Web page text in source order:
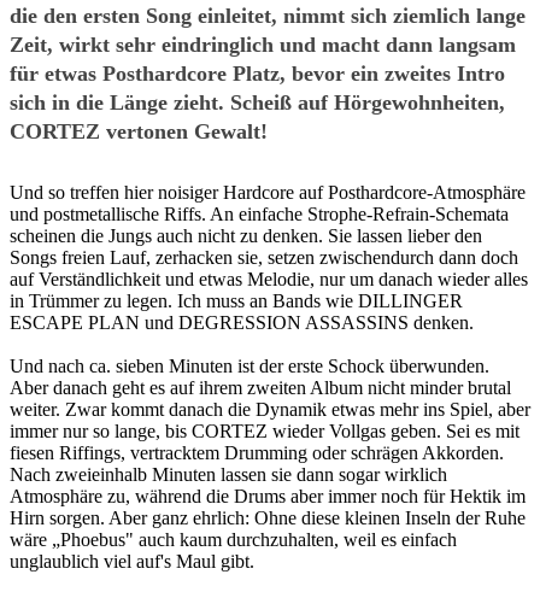
die den ersten Song einleitet, nimmt sich ziemlich lange
Zeit, wirkt sehr eindringlich und macht dann langsam
für etwas Posthardcore Platz, bevor ein zweites Intro
sich in die Länge zieht. Scheiß auf Hörgewohnheiten,
CORTEZ vertonen Gewalt!
Und so treffen hier noisiger Hardcore auf Posthardcore-Atmosphäre
und postmetallische Riffs. An einfache Strophe-Refrain-Schemata
scheinen die Jungs auch nicht zu denken. Sie lassen lieber den
Songs freien Lauf, zerhacken sie, setzen zwischendurch dann doch
auf Verständlichkeit und etwas Melodie, nur um danach wieder alles
in Trümmer zu legen. Ich muss an Bands wie DILLINGER
ESCAPE PLAN und DEGRESSION ASSASSINS denken.
Und nach ca. sieben Minuten ist der erste Schock überwunden.
Aber danach geht es auf ihrem zweiten Album nicht minder brutal
weiter. Zwar kommt danach die Dynamik etwas mehr ins Spiel, aber
immer nur so lange, bis CORTEZ wieder Vollgas geben. Sei es mit
fiesen Riffings, vertracktem Drumming oder schrägen Akkorden.
Nach zweieinhalb Minuten lassen sie dann sogar wirklich
Atmosphäre zu, während die Drums aber immer noch für Hektik im
Hirn sorgen. Aber ganz ehrlich: Ohne diese kleinen Inseln der Ruhe
wäre „Phoebus" auch kaum durchzuhalten, weil es einfach
unglaublich viel auf's Maul gibt.